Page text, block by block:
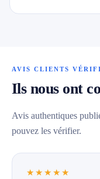
AVIS CLIENTS
Ils nous ont
Avis authentiques
pouvez les vérifier.
★★★★★